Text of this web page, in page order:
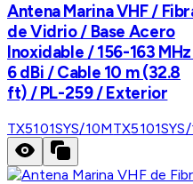
Antena Marina VHF /
de Vidrio / Base Acero
Inoxidable / 156-163
6 dBi / Cable 10 m (32.8
ft) / PL-259 / Exterior
TX5101SYS/10M